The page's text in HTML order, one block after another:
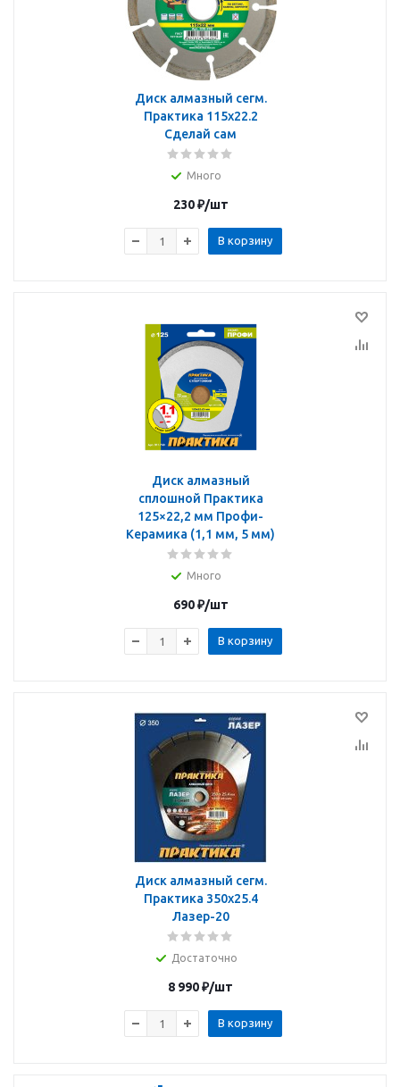
Диск алмазный сегм.
Практика 115х22.2
Сделай сам
Много
230₽/шт
В корзину
Диск алмазный
сплошной Практика
125×22,2 мм Профи-
Керамика (1,1 мм, 5 мм)
Много
690₽/шт
В корзину
Диск алмазный сегм.
Практика 350х25.4
Лазер-20
Достаточно
8 990₽/шт
В корзину